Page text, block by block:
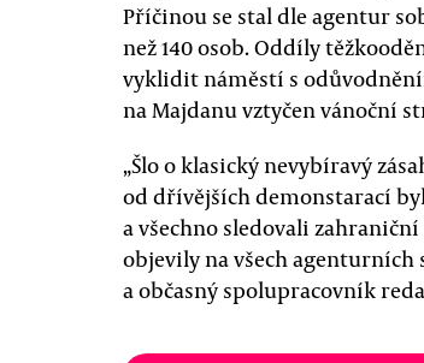
Příčinou se stal dle agentur
než 140 osob. Oddíly
vyklidit náměstí s
na Majdanu vztyčen vánoční
„Šlo o klasický nevybíravý
od dřívějších demonstarací
a všechno sledovali
objevily na všech
a občasný spolupracovník